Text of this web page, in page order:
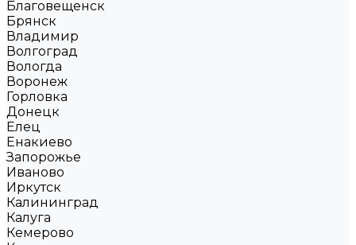
Благовещенск
Брянск
Владимир
Волгоград
Вологда
Воронеж
Горловка
Донецк
Елец
Енакиево
Запорожье
Иваново
Иркутск
Калининград
Калуга
Кемерово